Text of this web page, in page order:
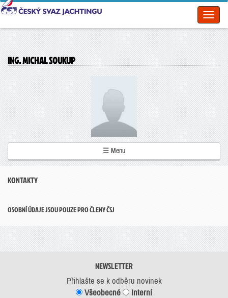
ING. MICHAL SOUKUP
☰ Menu
KONTAKTY
OSOBNÍ ÚDAJE JSOU POUZE PRO ČLENY ČSJ
NEWSLETTER
Přihlašte se k odběru novinek
Všeobecné
Interní